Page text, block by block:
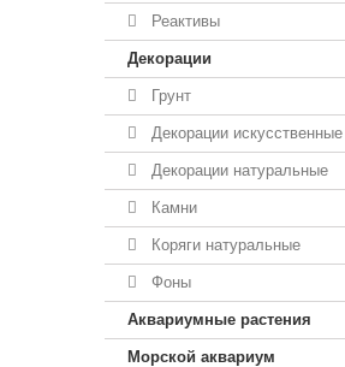
Реактивы
Декорации
Грунт
Декорации искусственные
Декорации натуральные
Камни
Коряги натуральные
Фоны
Аквариумные растения
Морской аквариум